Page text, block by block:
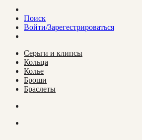
Поиск
Войти/Зарегестрироваться
Cерьги и клипсы
Кольца
Колье
Броши
Браслеты